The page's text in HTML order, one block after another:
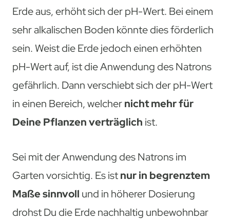
Erde aus, erhöht sich der pH-Wert. Bei einem
sehr alkalischen Boden könnte dies förderlich
sein. Weist die Erde jedoch einen erhöhten
pH-Wert auf, ist die Anwendung des Natrons
gefährlich. Dann verschiebt sich der pH-Wert
in einen Bereich, welchernicht mehr für
Deine Pflanzen verträglich ist.
Sei mit der Anwendung des Natrons im
Garten vorsichtig. Es istnur in begrenztem
Maße sinnvoll und in höherer Dosierung
drohst Du die Erde nachhaltig unbewohnbar